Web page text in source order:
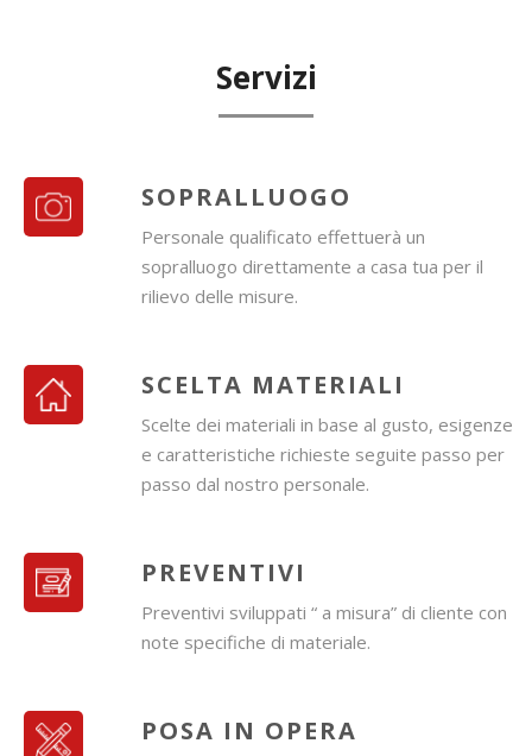
Servizi
SOPRALLUOGO
Personale qualificato effettuerà un
sopralluogo direttamente a casa tua per il
rilievo delle misure.
SCELTA MATERIALI
Scelte dei materiali in base al gusto, esigenze
e caratteristiche richieste seguite passo per
passo dal nostro personale.
PREVENTIVI
Preventivi sviluppati “ a misura” di cliente con
note specifiche di materiale.
POSA IN OPERA